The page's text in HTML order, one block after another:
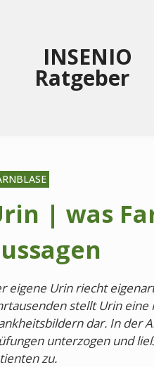
| was
eigene Urin riecht
stellt Urin
dar. In der
unterzogen und
zu.